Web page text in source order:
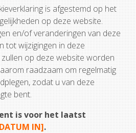
is afgestemd op het
op deze website.
en/of veranderingen van deze
tot wijzigingen in deze
zullen op deze website worden
raadzaam om regelmatig
zodat u van deze
bent.
is voor het laatst
IN].